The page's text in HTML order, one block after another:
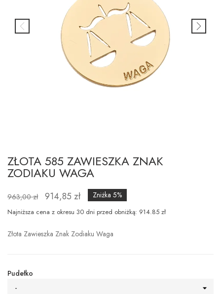
ZŁOTA 585 ZAWIESZKA ZNAK
ZODIAKU WAGA
963,00 zł 914,85 zł Zniżka 5%
Najniższa cena z okresu 30 dni przed obniżką: 914.85 zł
Złota Zawieszka Znak Zodiaku Waga
Pudełko
-